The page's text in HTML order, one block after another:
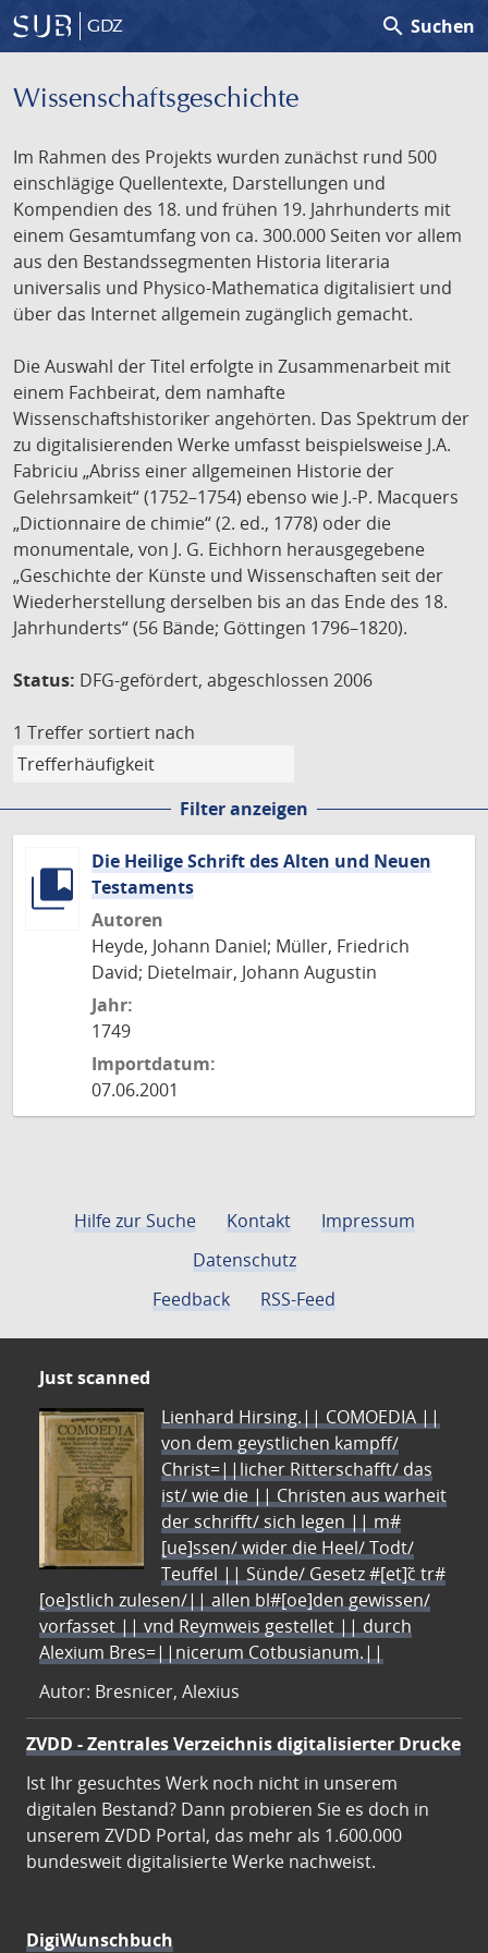
GDZ search Suchen
Wissenschafts­geschichte
Im Rahmen des Projekts wurden zunächst rund 500
einschlägige Quellentexte, Darstellungen und
Kompendien des 18. und frühen 19. Jahrhunderts mit
einem Gesamtumfang von ca. 300.000 Seiten vor allem
aus den Bestandssegmenten Historia literaria
universalis und Physico-Mathematica digitalisiert und
über das Internet allgemein zugänglich gemacht.
Die Auswahl der Titel erfolgte in Zusammenarbeit mit
einem Fachbeirat, dem namhafte
Wissenschaftshistoriker angehörten. Das Spektrum der
zu digitalisierenden Werke umfasst beispielsweise J.A.
Fabriciu „Abriss einer allgemeinen Historie der
Gelehrsamkeit“ (1752–1754) ebenso wie J.-P. Macquers
„Dictionnaire de chimie“ (2. ed., 1778) oder die
monumentale, von J. G. Eichhorn herausgegebene
„Geschichte der Künste und Wissenschaften seit der
Wiederherstellung derselben bis an das Ende des 18.
Jahrhunderts“ (56 Bände; Göttingen 1796–1820).
Status: DFG-gefördert, abgeschlossen 2006
1 Treffer sortiert nach
Filter anzeigen
Die Heilige Schrift des Alten und Neuen
Testaments
Autoren
Heyde, Johann Daniel; Müller, Friedrich
David; Dietelmair, Johann Augustin
Jahr:
1749
Importdatum:
07.06.2001
Hilfe zur Suche Kontakt
Impressum
Datenschutz
Feedback
RSS-Feed
Just scanned
Lienhard Hirsing.|| COMOEDIA ||
von dem geystlichen kampff/
Christ=||licher Ritterschafft/ das
ist/ wie die || Christen aus warheit
der schrifft/ sich legen || m#
[ue]ssen/ wider die Heel/ Todt/
Teuffel || Sünde/ Gesetz #[et]c̃ tr#
[oe]stlich zulesen/|| allen bl#[oe]den gewissen/
vorfasset || vnd Reymweis gestellet || durch
Alexium Bres=||nicerum Cotbusianum.||
Autor: Bresnicer, Alexius
ZVDD - Zentrales Verzeichnis digitalisierter Drucke
Ist Ihr gesuchtes Werk noch nicht in unserem
digitalen Bestand? Dann probieren Sie es doch in
unserem ZVDD Portal, das mehr als 1.600.000
bundesweit digitalisierte Werke nachweist.
DigiWunschbuch